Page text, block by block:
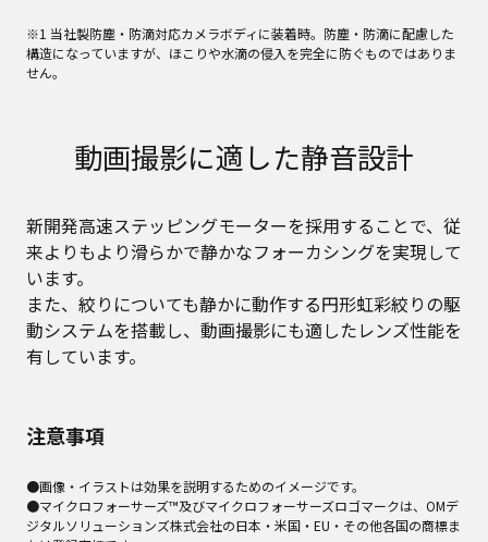
※1 当社製防塵・防滴対応カメラボディに装着時。防塵・防滴に配慮した
構造になっていますが、ほこりや水滴の侵入を完全に防ぐものではありま
せん。
動画撮影に適した静音設計
新開発高速ステッピングモーターを採用することで、従
来よりもより滑らかで静かなフォーカシングを実現して
います。
また、絞りについても静かに動作する円形虹彩絞りの駆
動システムを搭載し、動画撮影にも適したレンズ性能を
有しています。
注意事項
●画像・イラストは効果を説明するためのイメージです。
●マイクロフォーサーズ™及びマイクロフォーサーズロゴマークは、OMデ
ジタルソリューションズ株式会社の日本・米国・EU・その他各国の商標ま